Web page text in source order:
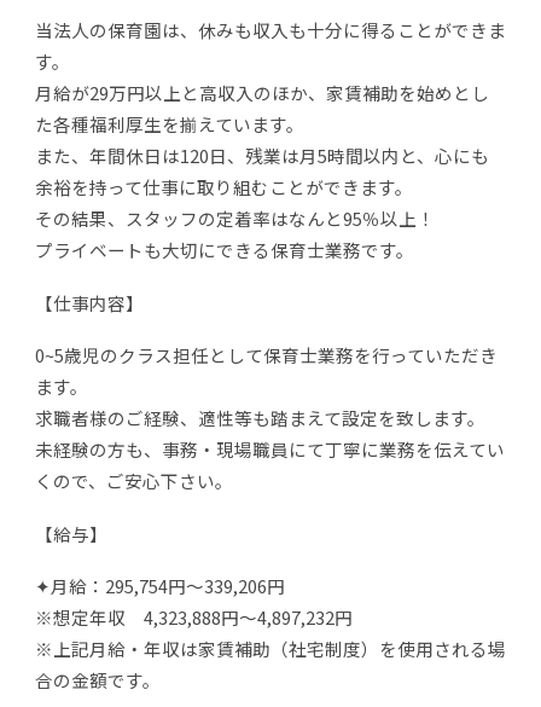
当法人の保育園は、休みも収入も十分に得ることができま
す。
月給が29万円以上と高収入のほか、家賃補助を始めとし
た各種福利厚生を揃えています。
また、年間休日は120日、残業は月5時間以内と、心にも
余裕を持って仕事に取り組むことができます。
その結果、スタッフの定着率はなんと95％以上！
プライベートも大切にできる保育士業務です。
【仕事内容】
0~5歳児のクラス担任として保育士業務を行っていただき
ます。
求職者様のご経験、適性等も踏まえて設定を致します。
未経験の方も、事務・現場職員にて丁寧に業務を伝えてい
くので、ご安心下さい。
【給与】
✦月給：295,754円～339,206円
※想定年収 4,323,888円～4,897,232円
※上記月給・年収は家賃補助（社宅制度）を使用される場
合の金額です。